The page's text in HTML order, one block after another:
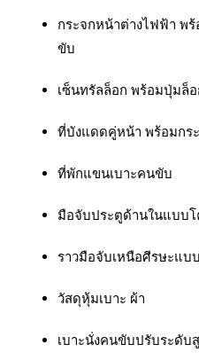
กระจกหน้าต่างไฟฟ้า พ
ขับ
เซ็นทรัลล็อก พร้อมปุ่มล็
ที่บังแดดคู่หน้า พร้อมกร
ที่พักแขนเบาะคนขับ
มือจับประตูด้านในแบบโ
ราวมือจับเหนือศีรษะแ
วัสดุหุ้มเบาะ ผ้า
เบาะนั่งคนขับปรับระดับ